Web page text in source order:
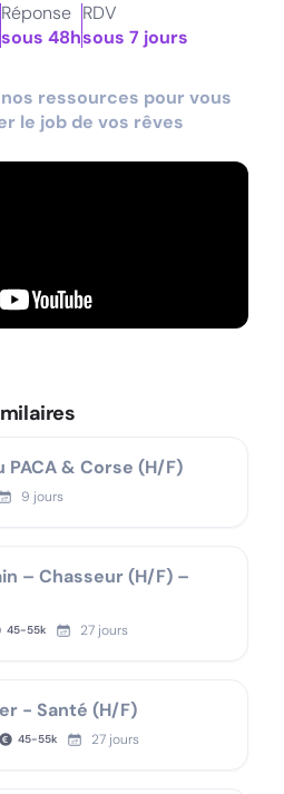
Réponse
sous 48h
RDV
sous 7 jours
ressources pour vous
le job de vos rêves
& Corse (H/F)
9 jours
– Chasseur (H/F) –
45-55k 27 jours
- Santé (H/F)
45-55k 27 jours